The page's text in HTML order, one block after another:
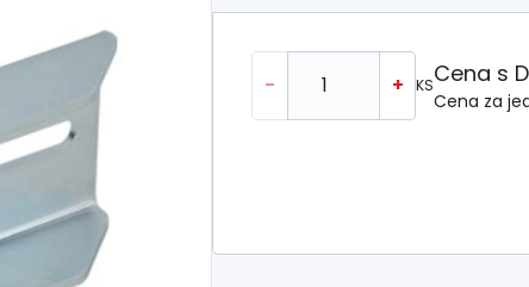
- + KS
Cena za
Cena s